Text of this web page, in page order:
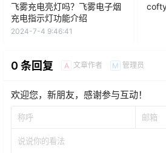
飞雾充电亮灯吗？飞雾电子烟
充电指示灯功能介绍
2024-7-4 9:46:41
0 条回复 A 文章作者 M 管理员
欢迎您，新朋友，感谢参与互动！